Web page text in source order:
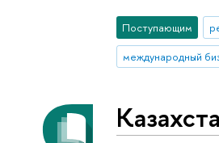
Поступающим
международный